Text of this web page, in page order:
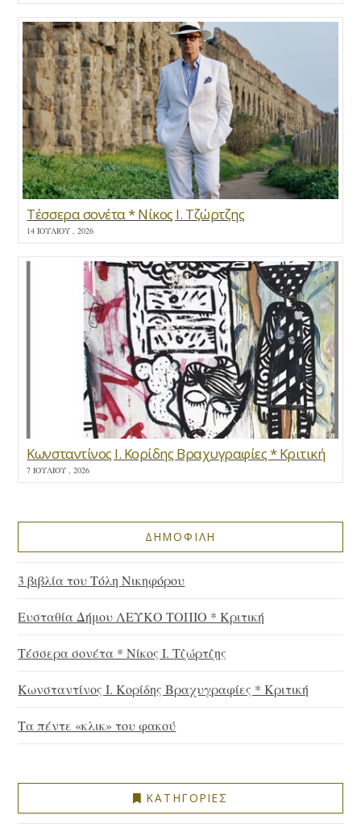
Τέσσερα σονέτα * Νίκος Ι. Τζώρτζης
14 ΙΟΥΛΊΟΥ , 2026
Κωνσταντίνος Ι. Κορίδης Βραχυγραφίες * Κριτική
7 ΙΟΥΛΊΟΥ , 2026
ΔΗΜΟΦΙΛΗ
3 βιβλία του Τόλη Νικηφόρου
Ευσταθία Δήμου ΛΕΥΚΟ ΤΟΠΙΟ * Κριτική
Τέσσερα σονέτα * Νίκος Ι. Τζώρτζης
Κωνσταντίνος Ι. Κορίδης Βραχυγραφίες * Κριτική
Τα πέντε «κλικ» του φακού
ΚΑΤΗΓΟΡΙΕΣ